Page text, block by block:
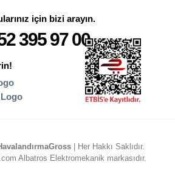
için bizi arayın.
395 97 00
| Her Hakkı Saklıdır.
Albatros Elektromekanik markasıdır.